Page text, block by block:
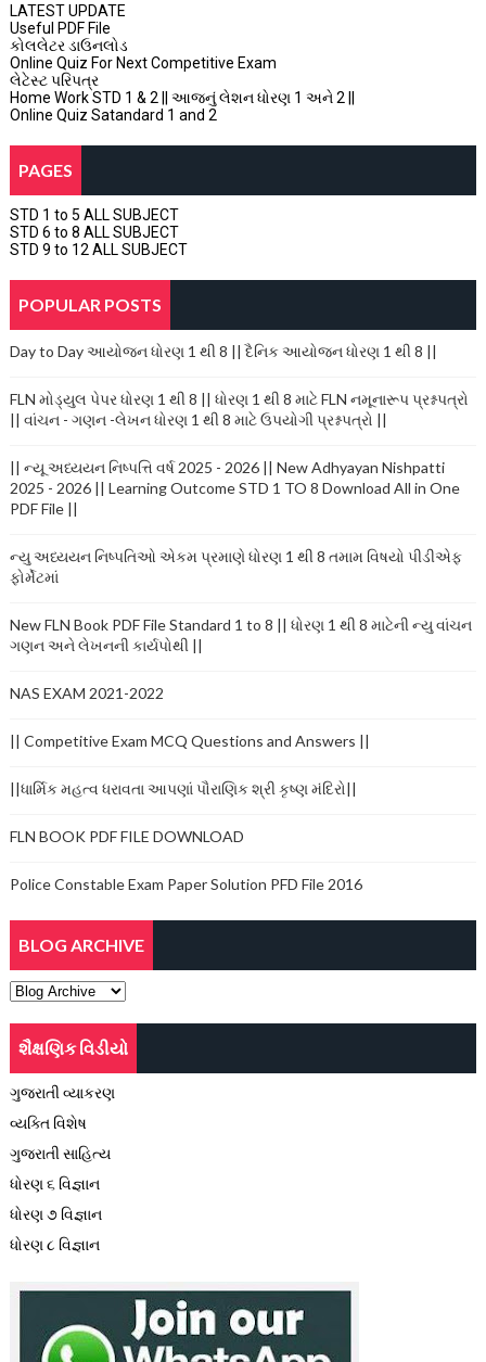
LATEST UPDATE
Useful PDF File
કોલલેટર ડાઉનલોડ
Online Quiz For Next Competitive Exam
લેટેસ્ટ પરિપત્ર
Home Work STD 1 & 2 || આજનું લેશન ધોરણ 1 અને 2 ||
Online Quiz Satandard 1 and 2
PAGES
STD 1 to 5 ALL SUBJECT
STD 6 to 8 ALL SUBJECT
STD 9 to 12 ALL SUBJECT
POPULAR POSTS
Day to Day આયોજન ધોરણ 1 થી 8 || દૈનિક આયોજન ધોરણ 1 થી 8 ||
FLN મોડ્યુલ પેપર ધોરણ 1 થી 8 || ધોરણ 1 થી 8 માટે FLN નમૂનારૂપ પ્રશ્નપત્રો
|| વાંચન - ગણન -લેખન ધોરણ 1 થી 8 માટે ઉપયોગી પ્રશ્નપત્રો ||
|| ન્યૂ અધ્યયન નિષ્પત્તિ વર્ષ 2025 - 2026 || New Adhyayan Nishpatti
2025 - 2026 || Learning Outcome STD 1 TO 8 Download All in One
PDF File ||
ન્યુ અધ્યયન નિષ્પતિઓ એકમ પ્રમાણે ધોરણ 1 થી 8 તમામ વિષયો પીડીએફ
ફોર્મેટમાં
New FLN Book PDF File Standard 1 to 8 || ધોરણ 1 થી 8 માટેની ન્યુ વાંચન
ગણન અને લેખનની કાર્યપોથી ||
NAS EXAM 2021-2022
|| Competitive Exam MCQ Questions and Answers ||
||ધાર્મિક મહત્વ ધરાવતા આપણાં પૌરાણિક શ્રી કૃષ્ણ મંદિરો||
FLN BOOK PDF FILE DOWNLOAD
Police Constable Exam Paper Solution PFD File 2016
BLOG ARCHIVE
શૈક્ષણિક વિડીયો
ગુજરાતી વ્યાકરણ
વ્યક્તિ વિશેષ
ગુજરાતી સાહિત્ય
ધોરણ ૬ વિજ્ઞાન
ધોરણ ૭ વિજ્ઞાન
ધોરણ ૮ વિજ્ઞાન